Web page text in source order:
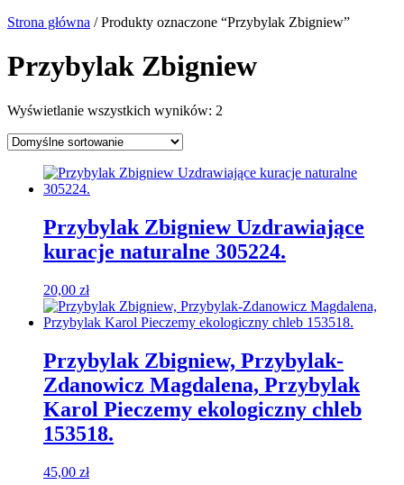
Strona główna / Produkty oznaczone “Przybylak Zbigniew”
Przybylak Zbigniew
Wyświetlanie wszystkich wyników: 2
Przybylak Zbigniew Uzdrawiające
kuracje naturalne 305224.
20,00 zł
Przybylak Zbigniew, Przybylak-
Zdanowicz Magdalena, Przybylak
Karol Pieczemy ekologiczny chleb
153518.
45,00 zł